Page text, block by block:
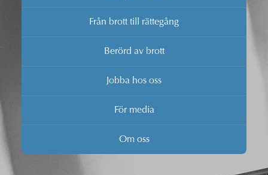
Från brott till rättegång
Berörd av brott
Jobba hos oss
För media
Om oss